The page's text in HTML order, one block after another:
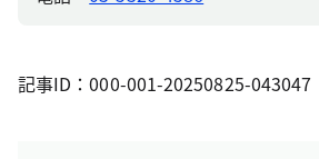
記事ID：000-001-20250825-043047